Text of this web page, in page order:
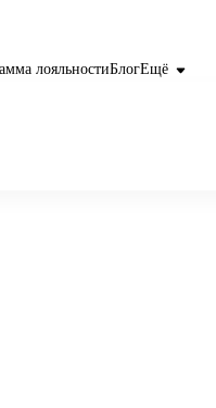
лояльностиБлогЕщё